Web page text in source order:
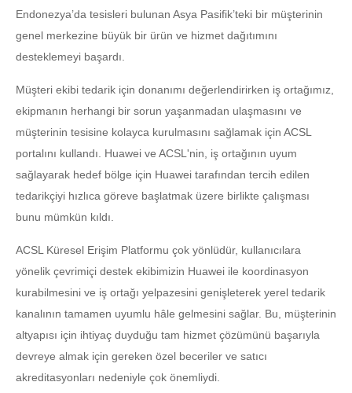
Endonezya’da tesisleri bulunan Asya Pasifik’teki bir müşterinin
genel merkezine büyük bir ürün ve hizmet dağıtımını
desteklemeyi başardı.
Müşteri ekibi tedarik için donanımı değerlendirirken iş ortağımız,
ekipmanın herhangi bir sorun yaşanmadan ulaşmasını ve
müşterinin tesisine kolayca kurulmasını sağlamak için ACSL
portalını kullandı. Huawei ve ACSL'nin, iş ortağının uyum
sağlayarak hedef bölge için Huawei tarafından tercih edilen
tedarikçiyi hızlıca göreve başlatmak üzere birlikte çalışması
bunu mümkün kıldı.
ACSL Küresel Erişim Platformu çok yönlüdür, kullanıcılara
yönelik çevrimiçi destek ekibimizin Huawei ile koordinasyon
kurabilmesini ve iş ortağı yelpazesini genişleterek yerel tedarik
kanalının tamamen uyumlu hâle gelmesini sağlar. Bu, müşterinin
altyapısı için ihtiyaç duyduğu tam hizmet çözümünü başarıyla
devreye almak için gereken özel beceriler ve satıcı
akreditasyonları nedeniyle çok önemliydi.